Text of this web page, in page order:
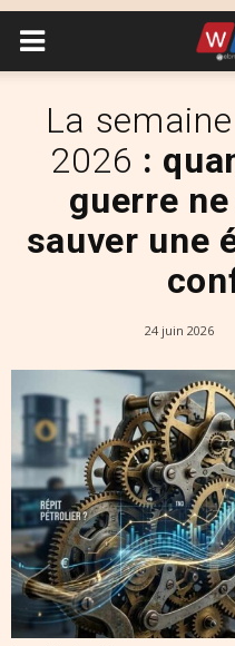
La
2026 :
guerre
sauver une
24 juin 2026